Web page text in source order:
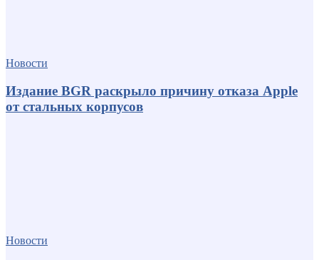
Новости
Издание BGR раскрыло причину отказа Apple
от стальных корпусов
Новости